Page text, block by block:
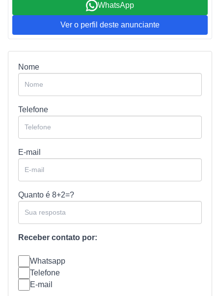
WhatsApp
Ver o perfil deste anunciante
Nome
Telefone
E-mail
Quanto é 8+2=?
Receber contato por:
Whatsapp
Telefone
E-mail